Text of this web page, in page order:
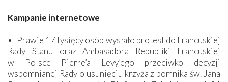
Kampanie internetowe
• Prawie 17 tysięcy osób wysłało protest do Francuskiej
Rady Stanu oraz Ambasadora Republiki Francuskiej
w Polsce Pierre’a Levy’ego przeciwko decyzji
wspomnianej Rady o usunięciu krzyża z pomnika św. Jana